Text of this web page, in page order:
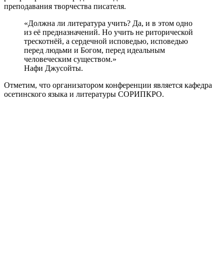
преподавания творчества писателя.
«Должна ли литература учить? Да, и в этом одно
из её предназначений. Но учить не риторической
трескотнёй, а сердечной исповедью, исповедью
перед людьми и Богом, перед идеальным
человеческим существом.»
Нафи Джусойты.
Отметим, что организатором конференции является кафедра
осетинского языка и литературы СОРИПКРО.